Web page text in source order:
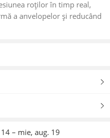
roților în timp real,
a anvelopelor și reducând
– mie, aug. 19